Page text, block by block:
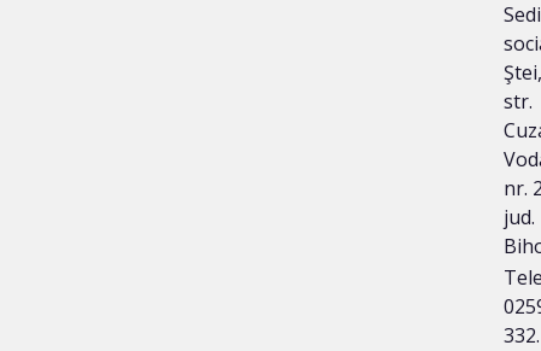
Ştei,
str.
nr.
jud.